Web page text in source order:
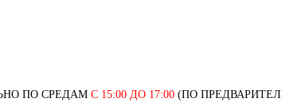
ПО СРЕДАМ С 15:00 ДО 17:00 (ПО